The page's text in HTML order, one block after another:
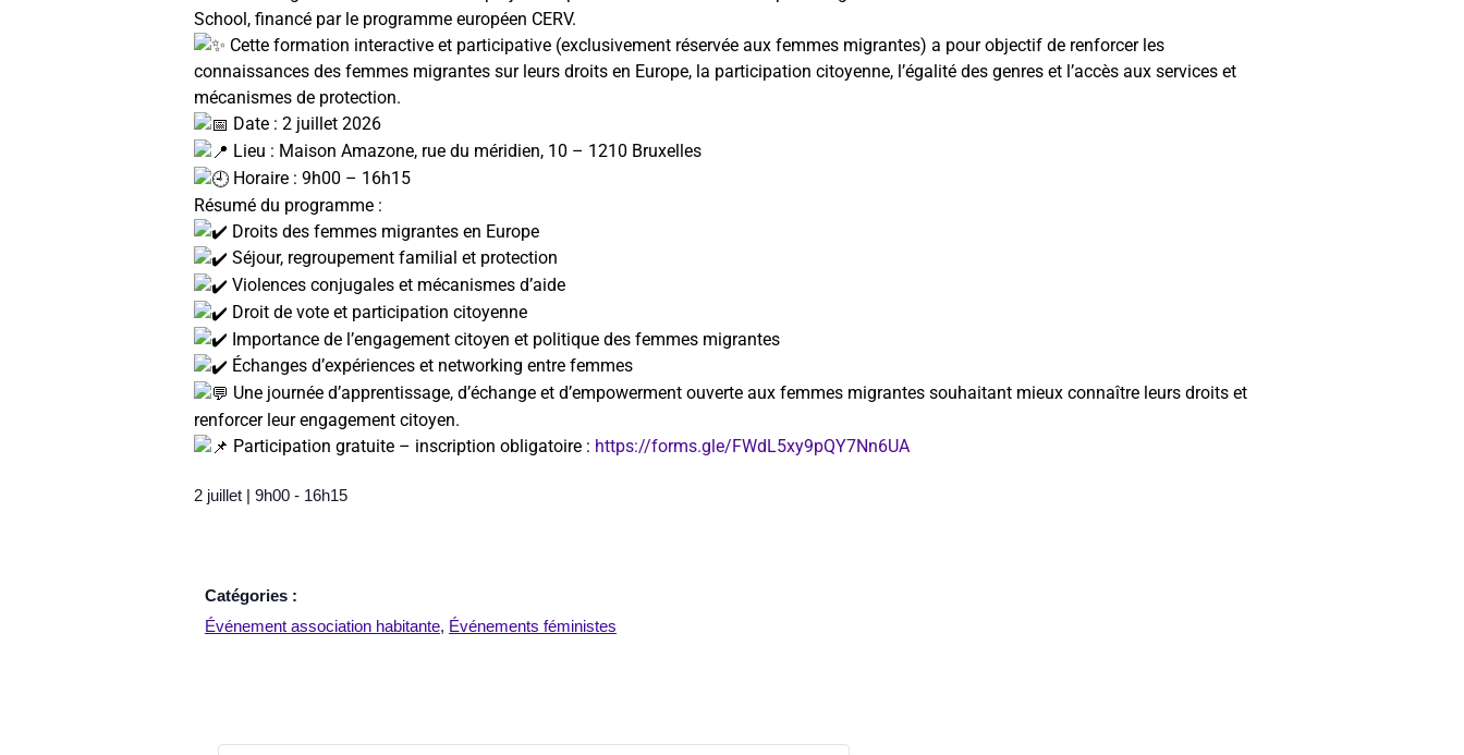
School, financé par le programme européen CERV.
Cette formation interactive et participative (exclusivement réservée aux femmes migrantes) a pour objectif de renforcer les
connaissances des femmes migrantes sur leurs droits en Europe, la participation citoyenne, l’égalité des genres et l’accès aux services et
mécanismes de protection.
Date : 2 juillet 2026
Lieu : Maison Amazone, rue du méridien, 10 – 1210 Bruxelles
Horaire : 9h00 – 16h15
Résumé du programme :
Droits des femmes migrantes en Europe
Séjour, regroupement familial et protection
Violences conjugales et mécanismes d’aide
Droit de vote et participation citoyenne
Importance de l’engagement citoyen et politique des femmes migrantes
Échanges d’expériences et networking entre femmes
Une journée d’apprentissage, d’échange et d’empowerment ouverte aux femmes migrantes souhaitant mieux connaître leurs droits et
renforcer leur engagement citoyen.
Participation gratuite – inscription obligatoire : https://forms.gle/FWdL5xy9pQY7Nn6UA
2 juillet | 9h00 - 16h15
Catégories :
Événement association habitante, Événements féministes